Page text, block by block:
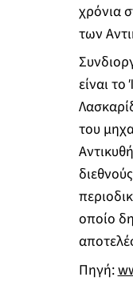
χρόνια
των
είναι
του
οποίο
Πηγή: